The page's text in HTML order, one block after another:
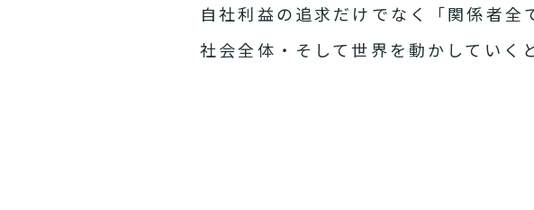
自社利益の追求だけでなく「関係者全
社会全体・そして世界を動かしていく